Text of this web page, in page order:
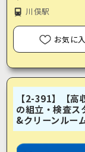
川俣駅
お気に
【2-391】【
の組立・検査
&クリーンルー